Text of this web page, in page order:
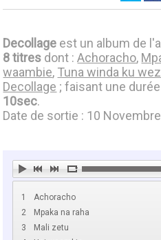
Decollage est un album de
8 titres dont :Achoracho,
waambie, Tuna winda ku
Decollage ; faisant une
10sec.
Date de sortie : 10
1
Achoracho
2
Mpaka na raha
3
Mali zetu